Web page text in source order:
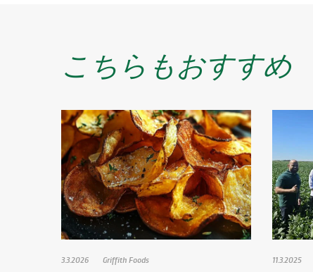
こちらもおすすめ
3.3.2026 Griffith Foods 11.3.2025